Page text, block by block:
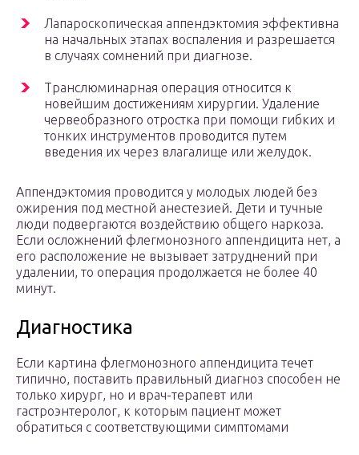
Лапароскопическая аппендэктомия эффективна
на начальных этапах воспаления и разрешается
в случаях сомнений при диагнозе.
Транслюминарная операция относится к
новейшим достижениям хирургии. Удаление
червеобразного отростка при помощи гибких и
тонких инструментов проводится путем
введения их через влагалище или желудок.
Аппендэктомия проводится у молодых людей без
ожирения под местной анестезией. Дети и тучные
люди подвергаются воздействию общего наркоза.
Если осложнений флегмонозного аппендицита нет, а
его расположение не вызывает затруднений при
удалении, то операция продолжается не более 40
минут.
Диагностика
Если картина флегмонозного аппендицита течет
типично, поставить правильный диагноз способен не
только хирург, но и врач-терапевт или
гастроэнтеролог, к которым пациент может
обратиться с соответствующими симптомами